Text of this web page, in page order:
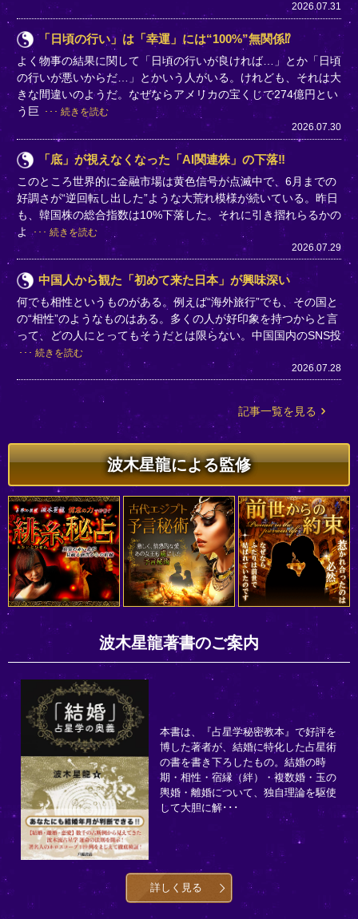
2026.07.31
「日頃の行い」は「幸運」には“100%”無関係⁉
よく物事の結果に関して「日頃の行いが良ければ…」とか「日頃
の行いが悪いからだ…」とかいう人がいる。けれども、それは大
きな間違いのようだ。なぜならアメリカの宝くじで274億円とい
う巨
続きを読む
2026.07.30
「底」が視えなくなった「AI関連株」の下落‼
このところ世界的に金融市場は黄色信号が点滅中で、6月までの
好調さが“逆回転し出した”ような大荒れ模様が続いている。昨日
も、韓国株の総合指数は10%下落した。それに引き摺れらるかの
よ
続きを読む
2026.07.29
中国人から観た「初めて来た日本」が興味深い
何でも相性というものがある。例えば“海外旅行”でも、その国と
の“相性”のようなものはある。多くの人が好印象を持つからと言
って、どの人にとってもそうだとは限らない。中国国内のSNS投
続きを読む
2026.07.28
記事一覧を見る
波木星龍による監修
波木星龍著書のご案内
本書は、『占星学秘密教本』で好評を
博した著者が、結婚に特化した占星術
の書を書き下ろしたもの。結婚の時
期・相性・宿縁（絆）・複数婚・玉の
輿婚・離婚について、独自理論を駆使
して大胆に解･･･
詳しく見る